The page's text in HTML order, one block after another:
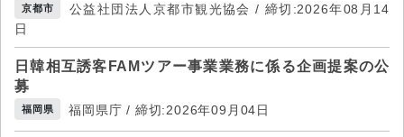
京都市
公益社団法人京都市観光協会 / 締切:2026年08月14
日
日韓相互誘客FAMツアー事業業務に係る企画提案の公
募
福岡県 福岡県庁 / 締切:2026年09月04日